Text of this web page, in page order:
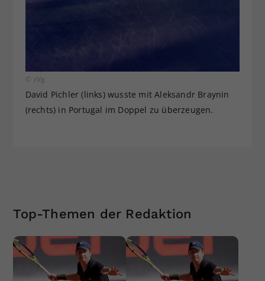
© zVg
David Pichler (links) wusste mit Aleksandr Braynin
(rechts) in Portugal im Doppel zu überzeugen.
Top-Themen der Redaktion